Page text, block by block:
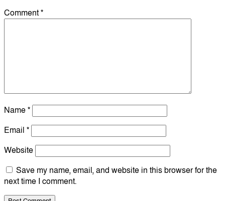
Comment*
Name*
Email *
Website
Save my name, email, and website in this browser for the
next time I comment.